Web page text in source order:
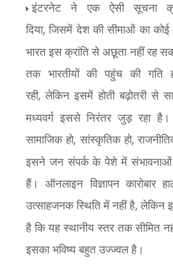
इंटरनेट ने एक ऐसी सूचना
दिया,जिसमें देश की सीमाओं का कोई
भारत इस क्रांति से अछूता नहीं रह
तक भारतीयों की पहुंच की गति
रही,लेकिन इसमें होती बढ़ोतरी से
मध्यवर्ग इससे निरंतर जुड़ रहा
सामाजिक हो, सांस्कृतिक हो,
इसने जन संपर्क के पेशे में संभावनाओं
हैं। ऑनलाइन विज्ञापन कारोबार
उत्साहजनक स्थिति में नहीं है, लेकिन
है कि यह स्थानीय स्तर तक सीमित
इसका भविष्य बहुत उज्ज्वल है।